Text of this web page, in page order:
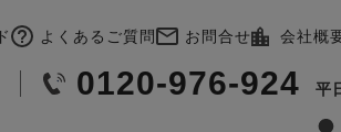
よくあるご質問 お問合せ 会社概
0120-976-924 平